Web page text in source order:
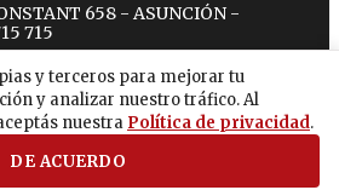
y terceros para mejorar tu
y analizar nuestro tráfico. Al
nuestra Política de privacidad.
DE ACUERDO
658 - ASUNCIÓN -
715
tiktokyoutubespotify